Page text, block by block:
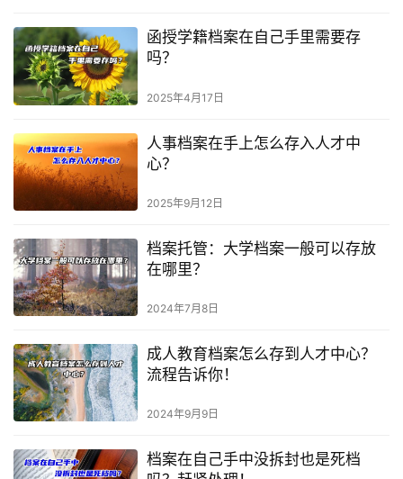
函授学籍档案在自己手里需要存
吗？
2025年4月17日
人事档案在手上怎么存入人才中
心？
2025年9月12日
档案托管：大学档案一般可以存放
在哪里？
2024年7月8日
成人教育档案怎么存到人才中心？
流程告诉你！
2024年9月9日
档案在自己手中没拆封也是死档